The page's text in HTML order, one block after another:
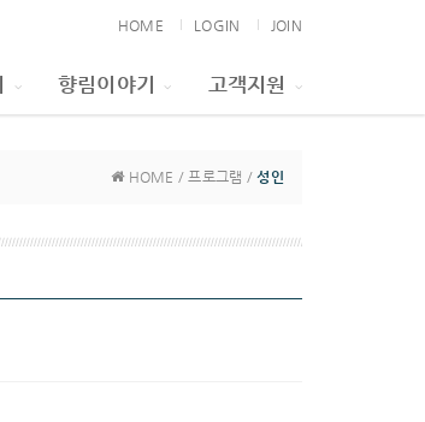
HOME LOGIN JOIN
향림이야기 고객지원
HOME / 프로그램 /성인